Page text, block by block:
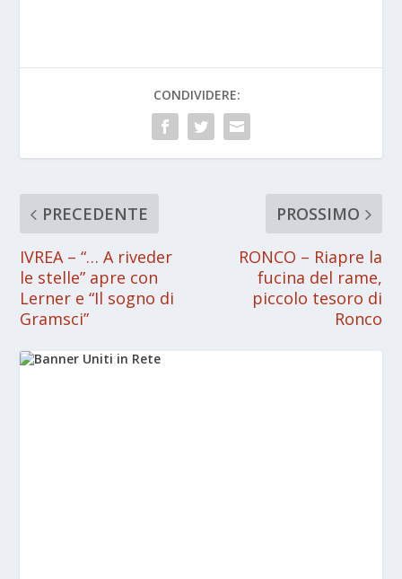
CONDIVIDERE:
PRECEDENTE
IVREA – “… A riveder
le stelle” apre con
Lerner e “Il sogno di
Gramsci”
PROSSIMO
RONCO – Riapre la
fucina del rame,
piccolo tesoro di
Ronco